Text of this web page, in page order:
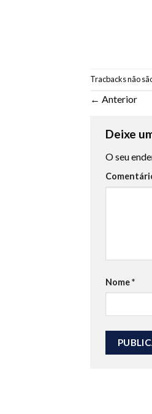
Tracbacks não
← Anterior
Deixe
O seu
Nome*